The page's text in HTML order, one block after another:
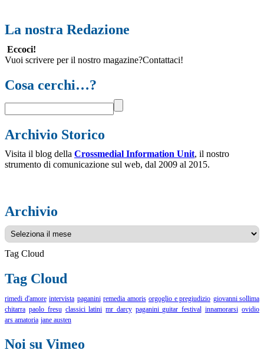
La nostra Redazione
Eccoci!
Vuoi scrivere per il nostro magazine?Contattaci!
Cosa cerchi…?
Archivio Storico
Visita il blog della Crossmedial Information Unit, il nostro
strumento di comunicazione sul web, dal 2009 al 2015.
Archivio
Archivio
Tag Cloud
Tag Cloud
rimedi d'amore intervista paganini remedia amoris orgoglio e pregiudizio giovanni sollima
chitarra paolo fresu classici latini mr darcy paganini guitar festival innamorarsi ovidio
ars amatoria jane austen
Noi su Vimeo